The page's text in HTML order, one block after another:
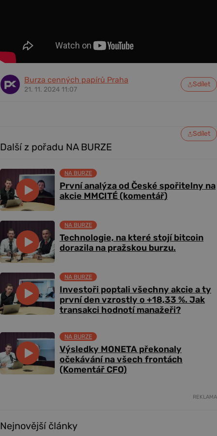
Burza cenných papírů Praha
21. 11. 2024 11:07
Sdílet
Sdílet
Další z pořadu NA BURZE
První analýza od České spořitelny na
akcie MMCITÉ (komentář)
NA BURZE
Technologie, na které stojí bitcoin
dorazila na pražskou burzu.
NA BURZE
Investoři poptali všechny akcie a ty
první den vzrostly o +18,33 %. Jak
transakci hodnotí manažeři?
NA BURZE
Výsledky MONETA překonaly
očekávání na všech frontách
(Komentář CFO)
NA BURZE
REKLAMA
Nejnovější články